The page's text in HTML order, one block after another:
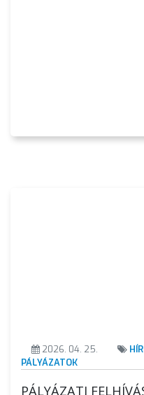
VÁROSHÁZA
VÁROSRENDÉSZET
2026. 04. 25.
PÁLYÁZATOK
PÁLYÁZATI